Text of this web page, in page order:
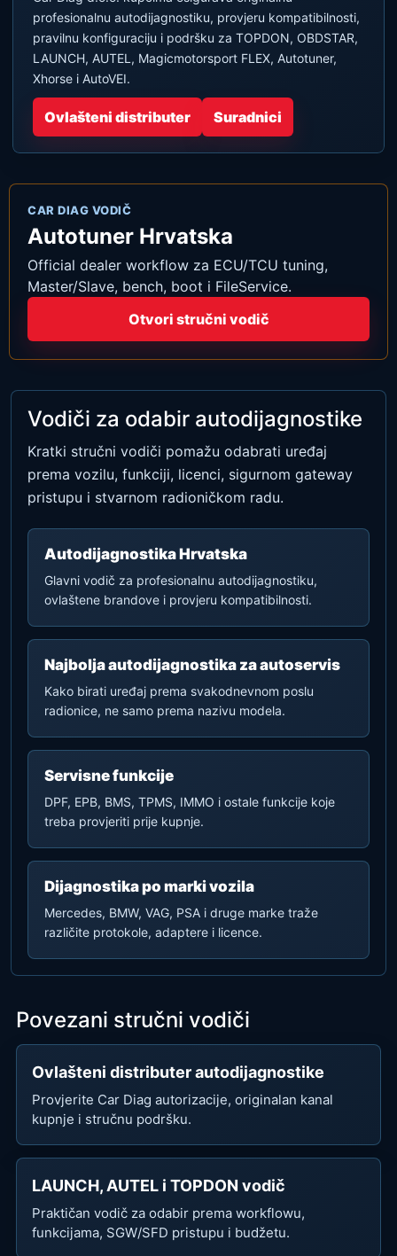
profesionalnu autodijagnostiku, provjeru kompatibilnosti,
pravilnu konfiguraciju i podršku za TOPDON, OBDSTAR,
LAUNCH, AUTEL, Magicmotorsport FLEX, Autotuner,
Xhorse i AutoVEI.
Ovlašteni distributer Suradnici
CAR DIAG VODIČ
Autotuner Hrvatska
Official dealer workflow za ECU/TCU tuning,
Master/Slave, bench, boot i FileService.
Otvori stručni vodič
Vodiči za odabir autodijagnostike
Kratki stručni vodiči pomažu odabrati uređaj
prema vozilu, funkciji, licenci, sigurnom gateway
pristupu i stvarnom radioničkom radu.
Autodijagnostika Hrvatska
Glavni vodič za profesionalnu autodijagnostiku,
ovlaštene brandove i provjeru kompatibilnosti.
Najbolja autodijagnostika za autoservis
Kako birati uređaj prema svakodnevnom poslu
radionice, ne samo prema nazivu modela.
Servisne funkcije
DPF, EPB, BMS, TPMS, IMMO i ostale funkcije koje
treba provjeriti prije kupnje.
Dijagnostika po marki vozila
Mercedes, BMW, VAG, PSA i druge marke traže
različite protokole, adaptere i licence.
Povezani stručni vodiči
Ovlašteni distributer autodijagnostike
Provjerite Car Diag autorizacije, originalan kanal
kupnje i stručnu podršku.
LAUNCH, AUTEL i TOPDON vodič
Praktičan vodič za odabir prema workflowu,
funkcijama, SGW/SFD pristupu i budžetu.